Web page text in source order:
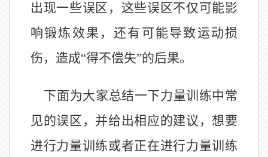
出现一些误区，这些误区不仅可能影
响锻炼效果，还有可能导致运动损
伤，造成“得不偿失”的后果。
下面为大家总结一下力量训练中常
见的误区，并给出相应的建议，想要
进行力量训练或者正在进行力量训练